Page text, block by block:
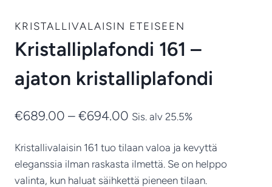
KRISTALLIVALAISIN ETEISEEN
Kristalliplafondi 161 –
ajaton kristalliplafondi
€689.00 – €694.00 Hintaluokka:
-
€694.00
Sis. alv 25.5%
Kristallivalaisin 161 tuo tilaan valoa ja kevyttä
eleganssia ilman raskasta ilmettä. Se on helppo
valinta, kun haluat säihkettä pieneen tilaan.